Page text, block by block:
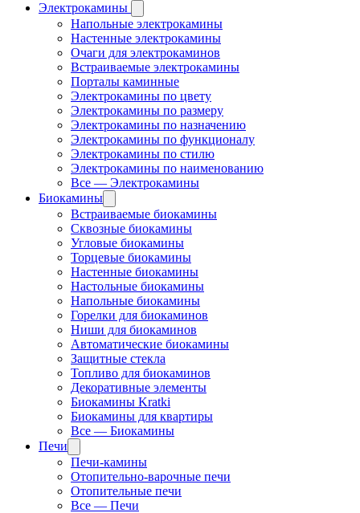
Электрокамины
Напольные электрокамины
Настенные электрокамины
Очаги для электрокаминов
Встраиваемые электрокамины
Порталы каминные
Электрокамины по цвету
Электрокамины по размеру
Электрокамины по назначению
Электрокамины по функционалу
Электрокамины по стилю
Электрокамины по наименованию
Все — Электрокамины
Биокамины
Встраиваемые биокамины
Сквозные биокамины
Угловые биокамины
Торцевые биокамины
Настенные биокамины
Настольные биокамины
Напольные биокамины
Горелки для биокаминов
Ниши для биокаминов
Автоматические биокамины
Защитные стекла
Топливо для биокаминов
Декоративные элементы
Биокамины Kratki
Биокамины для квартиры
Все — Биокамины
Печи
Печи-камины
Отопительно-варочные печи
Отопительные печи
Все — Печи